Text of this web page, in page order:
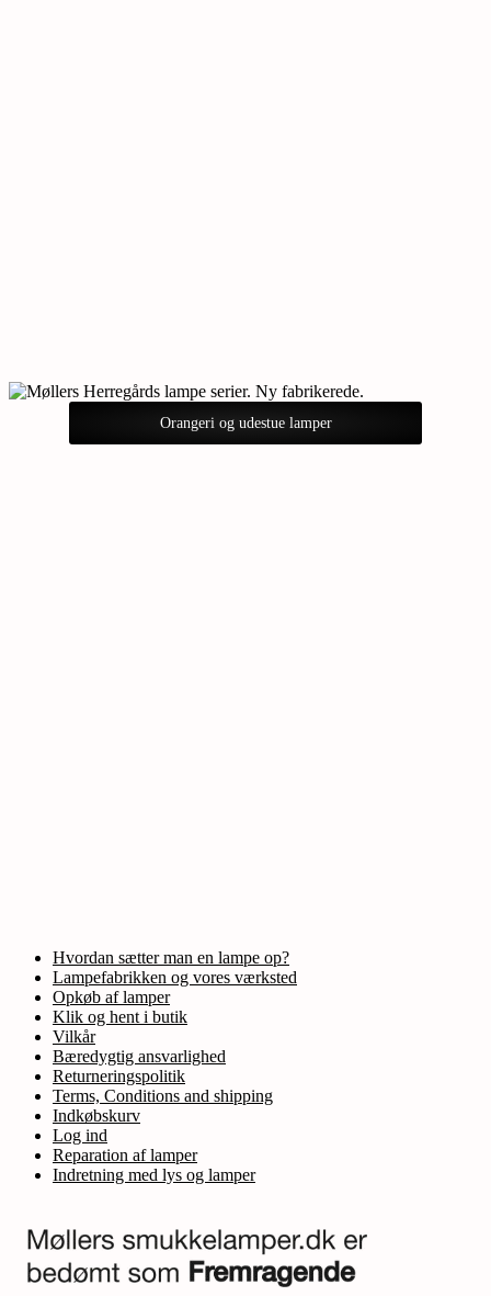
Orangeri og udestue lamper
Hvordan sætter man en lampe op?
Lampefabrikken og vores værksted
Opkøb af lamper
Klik og hent i butik
Vilkår
Bæredygtig ansvarlighed
Returneringspolitik
Terms, Conditions and shipping
Indkøbskurv
Log ind
Reparation af lamper
Indretning med lys og lamper